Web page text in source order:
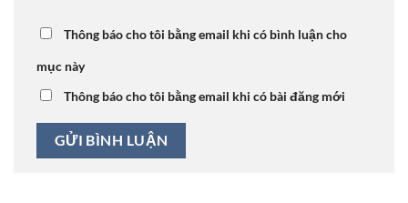
Thông báo cho tôi bằng email khi có bình luận cho
mục này
Thông báo cho tôi bằng email khi có bài đăng mới